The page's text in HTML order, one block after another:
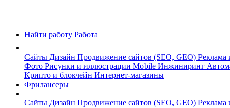
Найти работу Работа
Сайты Дизайн Продвижение сайтов (SEO, GEO) Реклама
Фото Рисунки и иллюстрации Mobile Инжиниринг
Крипто и блокчейн Интернет-магазины
Фрилансеры
Сайты Дизайн Продвижение сайтов (SEO, GEO) Реклама